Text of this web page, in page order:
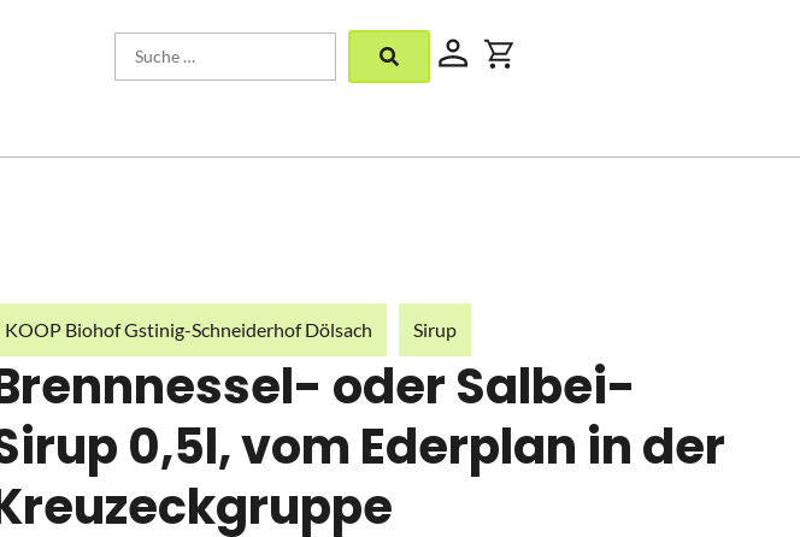
KOOP Biohof Gstinig-Schneiderhof Dölsach
Sirup
oder Salbei-
0,5l, vom Ederplan in der